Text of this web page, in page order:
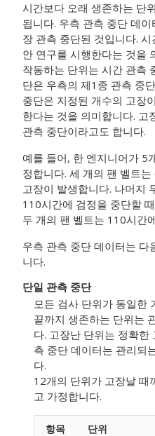
시간보다 오래 생존하는 단
됩니다. 우측 관측 중단 데
장 관측 중단된 것입니다.
안 연구를 시행한다는 것을
작동하는 단위는 시간 관측
단은 우측의 제1종 관측 중
중단은 지정된 개수의 고장
한다는 것을 의미합니다. 고
관측 중단이라고도 합니다.
예를 들어, 한 엔지니어가 5
정합니다. 세 개의 팬 벨트
고장이 발생합니다. 나머지
110시간에 검정을 중단할
두 개의 팬 벨트는 110시간
우측 관측 중단 데이터는 다
니다.
단일 관측 중단
모든 검사 단위가 동일한
끝까지 생존하는 단위는
다. 고장난 단위는 정확한
측 중단 데이터는 관리되
다.
12개의 단위가 고장날 때
고 가정합니다.
항목 단위